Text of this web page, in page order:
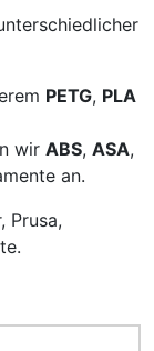
PETG, PLA
wir ABS, ASA,
an.
Prusa,